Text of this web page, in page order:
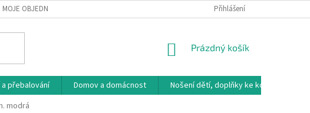
MOJE OBJEDNÁVKA DOPRAVA, PLATBY A
Přihlášení
NÁKUPNÍ
Prázdný košík
přebalování Domov a domácnost
Nošení dětí, doplňky ke kočárkům
modrá